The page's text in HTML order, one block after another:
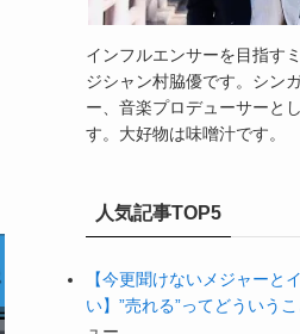
インフルエンサーを目指す
ジシャン村脇優です。シン
ー、音楽プロデューサーと
す。大好物は味噌汁です。
人気記事TOP5
【今更聞けないメジャーと
い】”売れる”ってどういうこ